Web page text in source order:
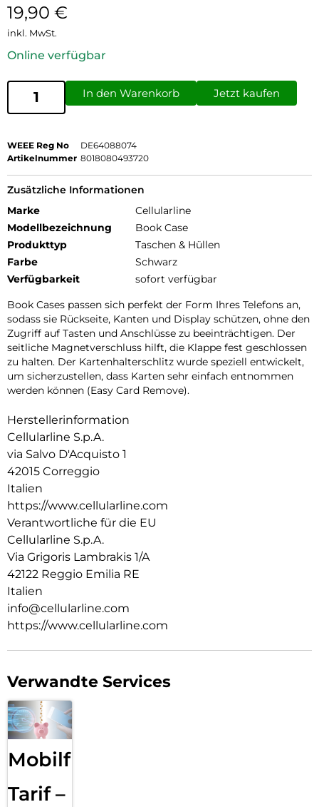
19,90 €
inkl. MwSt.
Online verfügbar
In den Warenkorb Jetzt kaufen
WEEE Reg No
DE64088074
Artikelnummer 8018080493720
Zusätzliche Informationen
Marke
Cellularline
Modellbezeichnung
Book Case
Produkttyp
Taschen & Hüllen
Farbe
Schwarz
Verfügbarkeit
sofort verfügbar
Book Cases passen sich perfekt der Form Ihres Telefons an,
sodass sie Rückseite, Kanten und Display schützen, ohne den
Zugriff auf Tasten und Anschlüsse zu beeinträchtigen. Der
seitliche Magnetverschluss hilft, die Klappe fest geschlossen
zu halten. Der Kartenhalterschlitz wurde speziell entwickelt,
um sicherzustellen, dass Karten sehr einfach entnommen
werden können (Easy Card Remove).
Herstellerinformation
Cellularline S.p.A.
via Salvo D'Acquisto 1
42015 Correggio
Italien
https://www.cellularline.com
Verantwortliche für die EU
Cellularline S.p.A.
Via Grigoris Lambrakis 1/A
42122 Reggio Emilia RE
Italien
info@cellularline.com
https://www.cellularline.com
Verwandte Services
Mobilfunk
Tarif –